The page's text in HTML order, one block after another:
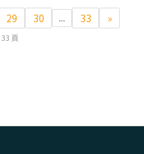
做【將臨期避靜】—「轉
29 30 ... 33 »
頁